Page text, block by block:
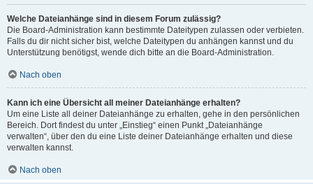
Welche Dateianhänge sind in diesem Forum zulässig?
Die Board-Administration kann bestimmte Dateitypen zulassen oder verbieten.
Falls du dir nicht sicher bist, welche Dateitypen du anhängen kannst und du
Unterstützung benötigst, wende dich bitte an die Board-Administration.
Nach oben
Kann ich eine Übersicht all meiner Dateianhänge erhalten?
Um eine Liste all deiner Dateianhänge zu erhalten, gehe in den persönlichen
Bereich. Dort findest du unter „Einstieg“ einen Punkt „Dateianhänge
verwalten“, über den du eine Liste deiner Dateianhänge erhalten und diese
verwalten kannst.
Nach oben